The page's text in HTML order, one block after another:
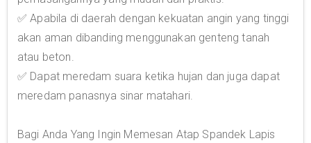
✅ Apabila di daerah dengan kekuatan angin yang tinggi
akan aman dibanding menggunakan genteng tanah
atau beton.
✅ Dapat meredam suara ketika hujan dan juga dapat
meredam panasnya sinar matahari.
Bagi Anda Yang Ingin Memesan Atap Spandek Lapis